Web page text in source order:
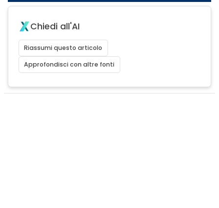
Chiedi all'AI
Riassumi questo articolo
Approfondisci con altre fonti